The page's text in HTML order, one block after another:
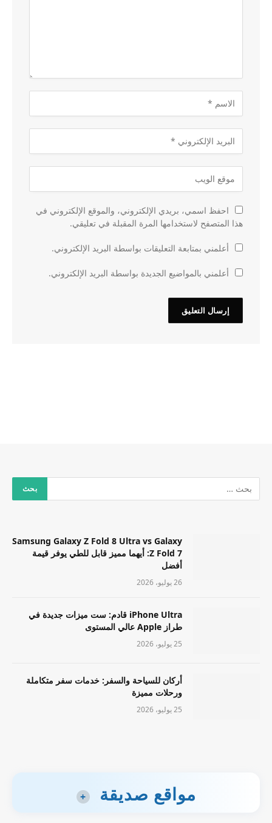
احفظ اسمي، بريدي الإلكتروني، والموقع الإلكتروني في
هذا المتصفح لاستخدامها المرة المقبلة في تعليقي.
أعلمني بمتابعة التعليقات بواسطة البريد الإلكتروني.
أعلمني بالمواضيع الجديدة بواسطة البريد الإلكتروني.
Samsung Galaxy Z Fold 8 Ultra vs Galaxy
Z Fold 7: أيهما مميز قابل للطي يوفر قيمة
أفضل
26 يوليو، 2026
iPhone Ultra قادم: ست ميزات جديدة في
طراز Apple عالي المستوى
25 يوليو، 2026
أركان للسياحة والسفر: خدمات سفر متكاملة
ورحلات مميزة
25 يوليو، 2026
مواقع صديقة +